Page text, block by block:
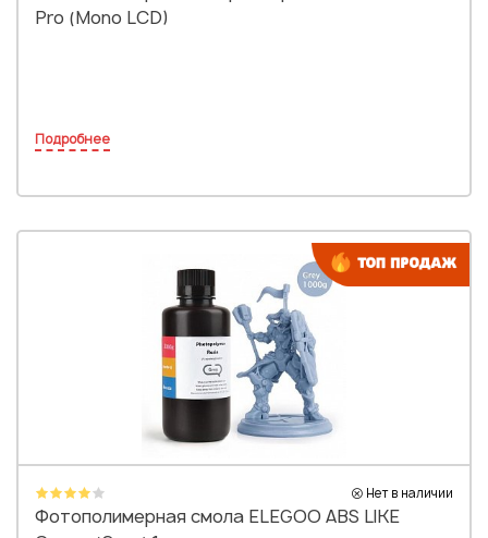
Pro (Mono LCD)
Подробнее
Нет в наличии
Фотополимерная смола ELEGOO ABS LIKE